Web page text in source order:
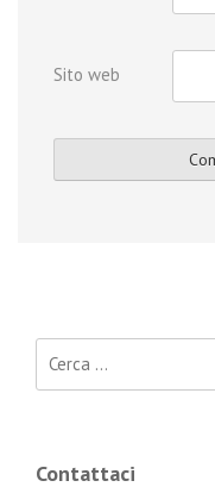
Sito web
Contattaci